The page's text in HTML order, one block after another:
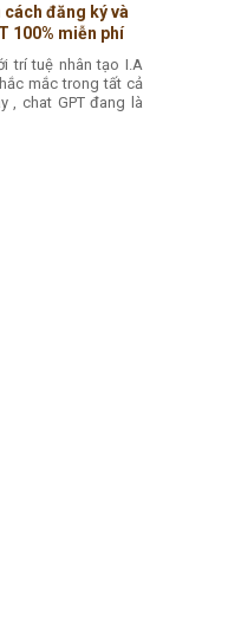
đăng ký và
100% miễn phí
trí tuệ nhân tạo I.A
mắc trong tất cả
, chat GPT đang là